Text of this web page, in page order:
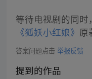
等待电视剧的同
《狐妖小红娘》 原
答案问题点击 举报反馈
提到的作品